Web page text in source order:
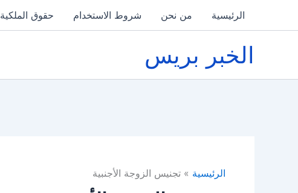
الرئيسية من نحن شروط الاستخدام حقوق الملكية
الخبر بريس
الرئيسية تجنيس الزوجة الأجنبية